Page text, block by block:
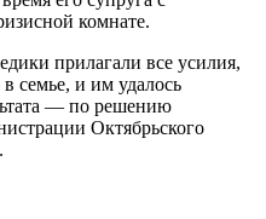
комнате.
прилагали все усилия,
семье, и им удалось
— по решению
Октябрьского